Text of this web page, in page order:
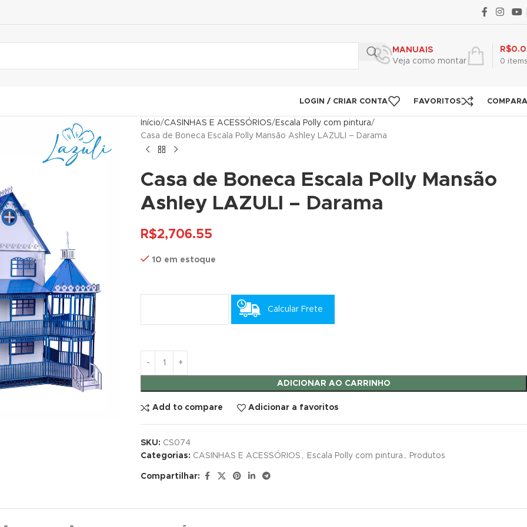
MANUAIS
Veja como montar
0
R$
LOGIN / CRIAR CONTA FAVORITOS
Início CASINHAS E ACESSÓRIOS
Escala Polly com pintura
Casa de Boneca Escala Polly Mansão Ashley LAZULI – Darama
Casa de Boneca Escala Polly Mansão
Ashley LAZULI – Darama
R$2,706.55
10 em estoque
Calcular Frete
ADICIONAR AO CARRINHO
Add to compare Adicionar a favoritos
SKU: CS074
Categorias: CASINHAS E ACESSÓRIOS , Escala Polly com pintura , Produtos
Compartilhar: